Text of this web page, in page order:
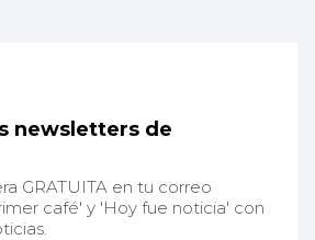
newsletters de
GRATUITA en tu correo
café' y 'Hoy fue noticia' con